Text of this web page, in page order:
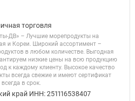
торговля
ДВ» – Лучшие морепродукты на
и Кореи. Широкий ассортимент –
в любом количестве. Выгодная
низкие цены на всю продукцию
к каждому клиенту. Высокое качество
всегда свежие и имеют сертификат
в срок.
край ИНН: 251116538407